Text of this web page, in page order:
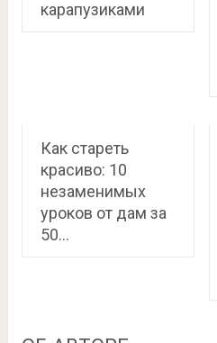
карапузиками
Как стареть
красиво: 10
незаменимых
уроков от дам за
50…